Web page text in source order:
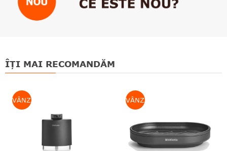
ÎȚI MAI RECOMANDĂM
VÂNZARE VÂNZARE